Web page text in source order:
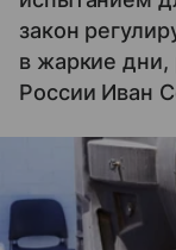
закон
в жаркие дни,
России Иван